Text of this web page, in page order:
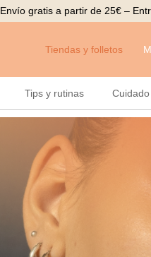
Envío gratis a partir de 25€ –
Tiendas y folletos
Tips y rutinas